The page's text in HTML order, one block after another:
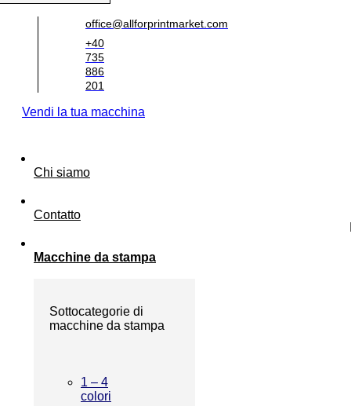
office@allforprintmarket.com
+40
735
886
201
Vendi la tua macchina
Chi siamo
Contatto
Macchine da stampa
Sottocategorie di
macchine da stampa
1 – 4
colori